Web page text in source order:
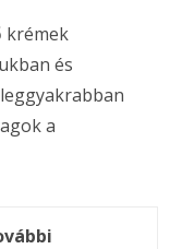
krémek
és
a